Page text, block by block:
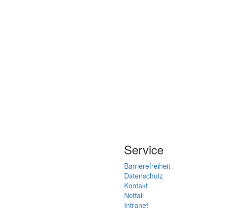
Service
Barrierefreiheit
Datenschutz
Kontakt
Notfall
Intranet